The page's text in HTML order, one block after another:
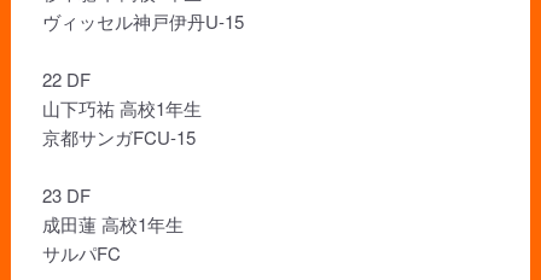
ヴィッセル神戸伊丹U-15
22 DF
山下巧祐 高校1年生
京都サンガFCU-15
23 DF
成田蓮 高校1年生
サルパFC